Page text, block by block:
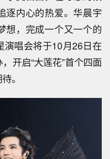
逐内心的热爱。华晨宇
想，完成一个又一个的
演唱会将于10月26日在
开启“大莲花”首个四面
。